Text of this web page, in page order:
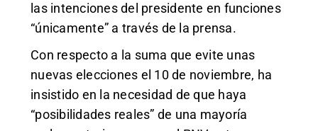
las intenciones del presidente en funciones
“únicamente” a través de la prensa.
Con respecto a la suma que evite unas
nuevas elecciones el 10 de noviembre, ha
insistido en la necesidad de que haya
“posibilidades reales” de una mayoría